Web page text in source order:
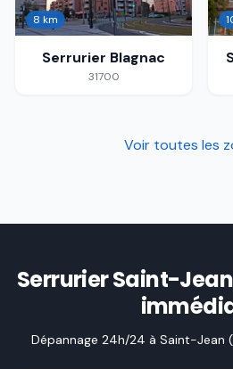
8 km
Serrurier Blagnac
31700
Voir toutes les
Serrurier Saint-
Dépannage 24h/24 à Saint-Jean